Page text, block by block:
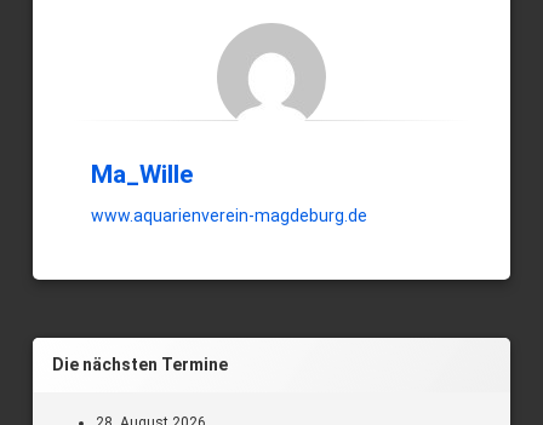
Ma_Wille
www.aquarienverein-magdeburg.de
Die nächsten Termine